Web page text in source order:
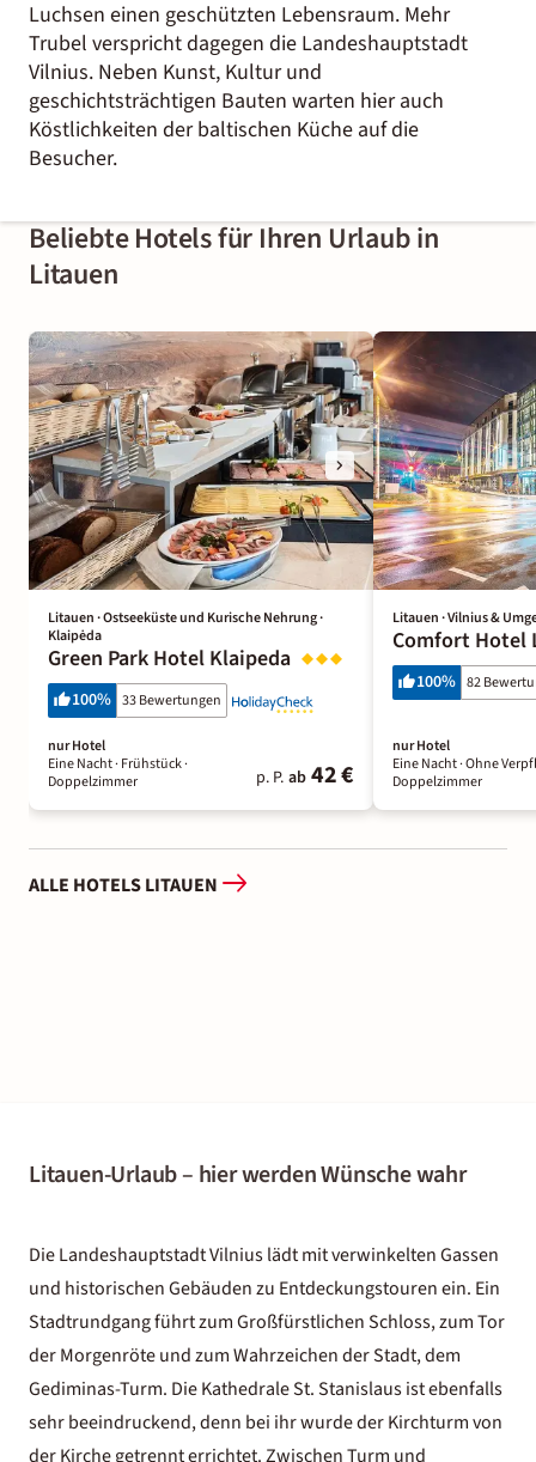
Luchsen einen geschützten Lebensraum. Mehr
Trubel verspricht dagegen die Landeshauptstadt
Vilnius. Neben Kunst, Kultur und
geschichtsträchtigen Bauten warten hier auch
Köstlichkeiten der baltischen Küche auf die
Besucher.
Beliebte Hotels für Ihren Urlaub in
Litauen
Litauen · Ostseeküste und Kurische Nehrung ·
Klaipėda
Green Park Hotel Klaipeda
100% 33 Bewertungen
nur Hotel
Eine Nacht· Frühstück·
Doppelzimmer
p. P. ab 42 €
Litauen · Vilnius &
Comfort Hotel
100% 82
nur Hotel
Eine Nacht· Ohne
Doppelzimmer
ALLE HOTELS LITAUEN
Litauen-Urlaub – hier werden Wünsche wahr
Die Landeshauptstadt Vilnius lädt mit verwinkelten Gassen
und historischen Gebäuden zu Entdeckungstouren ein. Ein
Stadtrundgang führt zum Großfürstlichen Schloss, zum Tor
der Morgenröte und zum Wahrzeichen der Stadt, dem
Gediminas-Turm. Die Kathedrale St. Stanislaus ist ebenfalls
sehr beeindruckend, denn bei ihr wurde der Kirchturm von
der Kirche getrennt errichtet. Zwischen Turm und